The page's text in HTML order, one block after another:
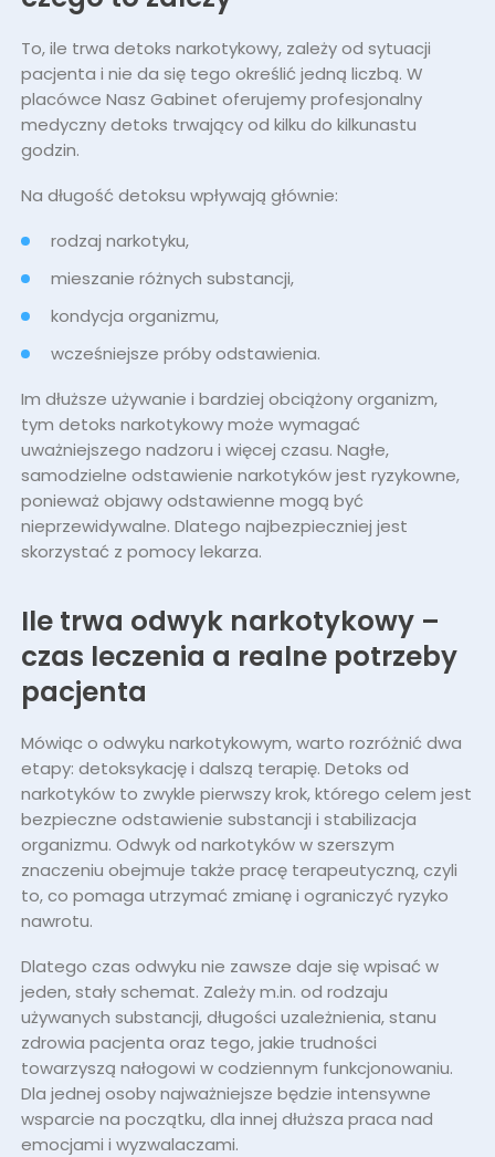
To, ile trwa detoks narkotykowy, zależy od sytuacji
pacjenta i nie da się tego określić jedną liczbą. W
placówce Nasz Gabinet oferujemy profesjonalny
medyczny detoks trwający od kilku do kilkunastu
godzin.
Na długość detoksu wpływają głównie:
rodzaj narkotyku,
mieszanie różnych substancji,
kondycja organizmu,
wcześniejsze próby odstawienia.
Im dłuższe używanie i bardziej obciążony organizm,
tym detoks narkotykowy może wymagać
uważniejszego nadzoru i więcej czasu. Nagłe,
samodzielne odstawienie narkotyków jest ryzykowne,
ponieważ objawy odstawienne mogą być
nieprzewidywalne. Dlatego najbezpieczniej jest
skorzystać z pomocy lekarza.
Ile trwa odwyk narkotykowy –
czas leczenia a realne potrzeby
pacjenta
Mówiąc o odwyku narkotykowym, warto rozróżnić dwa
etapy: detoksykację i dalszą terapię. Detoks od
narkotyków to zwykle pierwszy krok, którego celem jest
bezpieczne odstawienie substancji i stabilizacja
organizmu. Odwyk od narkotyków w szerszym
znaczeniu obejmuje także pracę terapeutyczną, czyli
to, co pomaga utrzymać zmianę i ograniczyć ryzyko
nawrotu.
Dlatego czas odwyku nie zawsze daje się wpisać w
jeden, stały schemat. Zależy m.in. od rodzaju
używanych substancji, długości uzależnienia, stanu
zdrowia pacjenta oraz tego, jakie trudności
towarzyszą nałogowi w codziennym funkcjonowaniu.
Dla jednej osoby najważniejsze będzie intensywne
wsparcie na początku, dla innej dłuższa praca nad
emocjami i wyzwalaczami.